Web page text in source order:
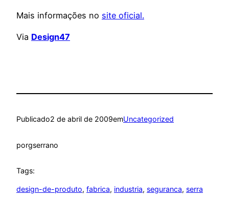
Mais informações no site oficial.
Via Design47
Publicado2 de abril de 2009emUncategorized
porgserrano
Tags:
design-de-produto, fabrica, industria, seguranca, serra